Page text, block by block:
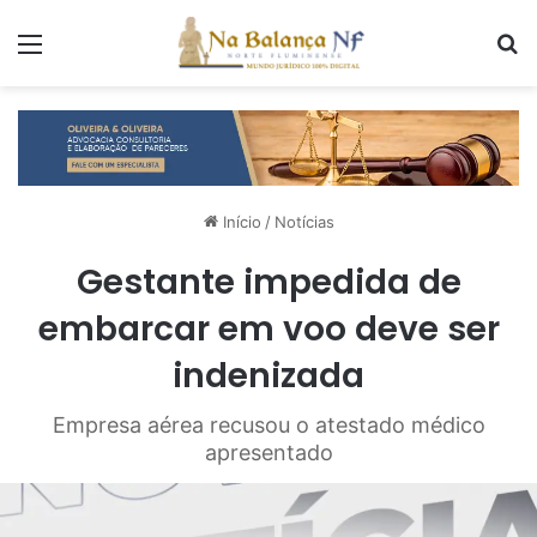
Início / Notícias
Gestante impedida de
embarcar em voo deve ser
indenizada
Empresa aérea recusou o atestado médico
apresentado